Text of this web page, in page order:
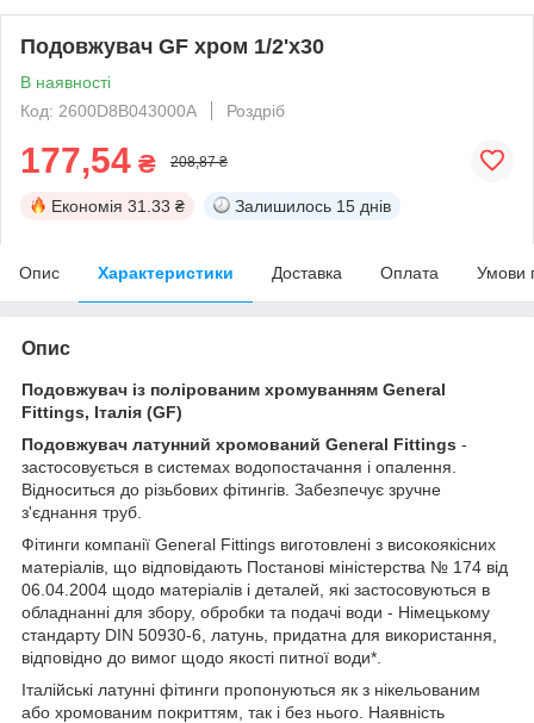
Подовжувач GF хром 1/2'х30
В наявності
Код: 2600D8B043000A
Роздріб
177,54 ₴ 208,87 ₴
Економія 31.33 ₴ Залишилось 15 днів
Опис Характеристики Доставка Оплата Умови
Опис
Подовжувач із полірованим хромуванням General
Fittings, Італія (GF)
Подовжувач латунний хромований General Fittings -
застосовується в системах водопостачання і опалення.
Відноситься до різьбових фітингів. Забезпечує зручне
з'єднання труб.
Фітинги компанії General Fittings виготовлені з високоякісних
матеріалів, що відповідають Постанові міністерства № 174 від
06.04.2004 щодо матеріалів і деталей, які застосовуються в
обладнанні для збору, обробки та подачі води - Німецькому
стандарту DIN 50930-6, латунь, придатна для використання,
відповідно до вимог щодо якості питної води*.
Італійські латунні фітинги пропонуються як з нікельованим
або хромованим покриттям, так і без нього. Наявність